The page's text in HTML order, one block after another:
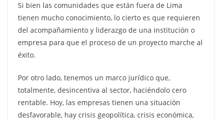
Si bien las comunidades que están fuera de Lima
tienen mucho conocimiento, lo cierto es que requieren
del acompañamiento y liderazgo de una institución o
empresa para que el proceso de un proyecto marche al
éxito.
Por otro lado, tenemos un marco jurídico que,
totalmente, desincentiva al sector, haciéndolo cero
rentable. Hoy, las empresas tienen una situación
desfavorable, hay crisis geopolítica, crisis económica,